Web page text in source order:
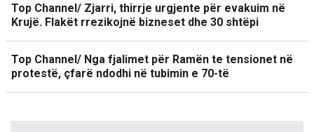
Top Channel/ Zjarri, thirrje urgjente për evakuim në
Krujë. Flakët rrezikojnë bizneset dhe 30 shtëpi
Top Channel/ Nga fjalimet për Ramën te tensionet në
protestë, çfarë ndodhi në tubimin e 70-të